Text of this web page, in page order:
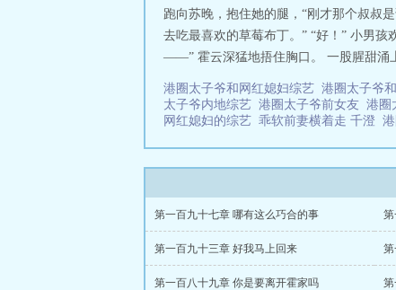
跑向苏晚，抱住她的腿，“刚才那个叔叔
去吃最喜欢的草莓布丁。” “好！” 小男
——” 霍云深猛地捂住胸口。 一股腥甜涌
港圈太子爷和网红媳妇综艺 港圈太子爷
太子爷内地综艺 港圈太子爷前女友 港圈
网红媳妇的综艺 乖软前妻横着走 千澄
第一百九十七章 哪有这么巧合的事
第一百九十三章 好我马上回来 第
第一百八十九章 你是要离开霍家吗